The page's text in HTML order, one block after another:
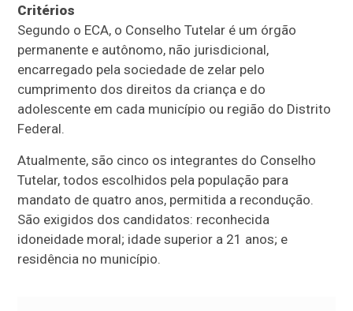
Critérios
Segundo o ECA, o Conselho Tutelar é um órgão
permanente e autônomo, não jurisdicional,
encarregado pela sociedade de zelar pelo
cumprimento dos direitos da criança e do
adolescente em cada município ou região do Distrito
Federal.
Atualmente, são cinco os integrantes do Conselho
Tutelar, todos escolhidos pela população para
mandato de quatro anos, permitida a recondução.
São exigidos dos candidatos: reconhecida
idoneidade moral; idade superior a 21 anos; e
residência no município.